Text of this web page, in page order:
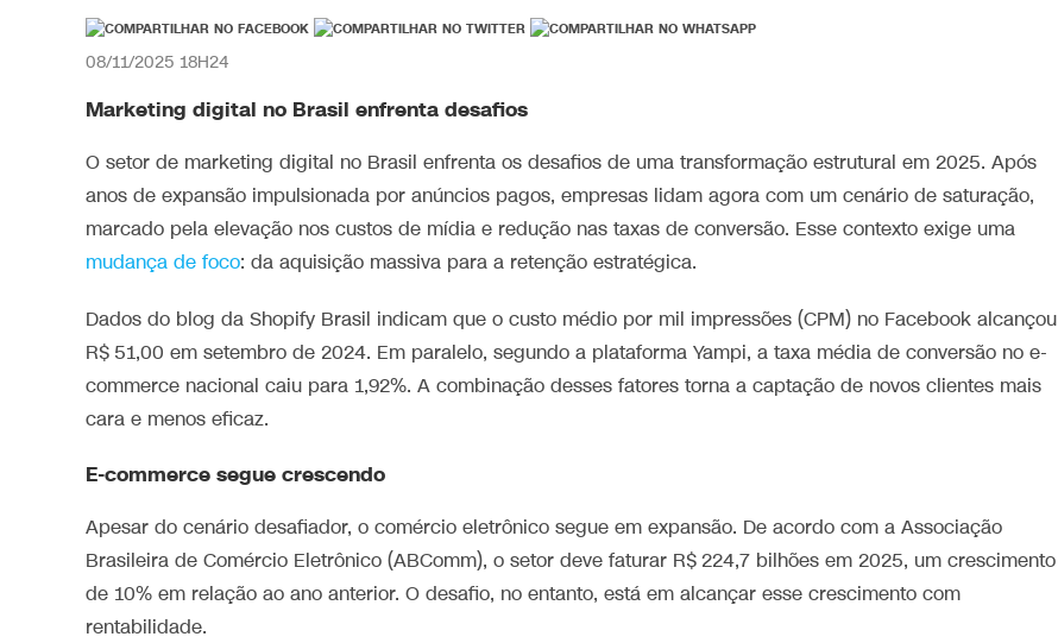
08/11/2025 18H24
Marketing digital no Brasil enfrenta desafios
O setor de marketing digital no Brasil enfrenta os desafios de uma transformação estrutural em 2025. Após
anos de expansão impulsionada por anúncios pagos, empresas lidam agora com um cenário de saturação,
marcado pela elevação nos custos de mídia e redução nas taxas de conversão. Esse contexto exige uma
mudança de foco: da aquisição massiva para a retenção estratégica.
Dados do blog da Shopify Brasil indicam que o custo médio por mil impressões (CPM) no Facebook alcançou
R$ 51,00 em setembro de 2024. Em paralelo, segundo a plataforma Yampi, a taxa média de conversão no e-
commerce nacional caiu para 1,92%. A combinação desses fatores torna a captação de novos clientes mais
cara e menos eficaz.
E-commerce segue crescendo
Apesar do cenário desafiador, o comércio eletrônico segue em expansão. De acordo com a Associação
Brasileira de Comércio Eletrônico (ABComm), o setor deve faturar R$ 224,7 bilhões em 2025, um crescimento
de 10% em relação ao ano anterior. O desafio, no entanto, está em alcançar esse crescimento com
rentabilidade.